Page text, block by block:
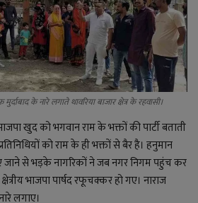
के नारे लगाते थावरिया बाजार क्षेत्र के रहवासी।
खुद को भगवान राम के भक्तों की पार्टी बताती
को राम के ही भक्तों से बैर है। हनुमान
जाने से भड़के नागरिकों ने जब नगर निगम पहुंच कर
भाजपा पार्षद रफूचक्कर हो गए। नाराज
लगाए।